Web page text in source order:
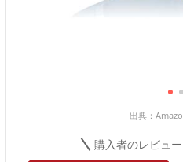
出典：
購入者のレビュ